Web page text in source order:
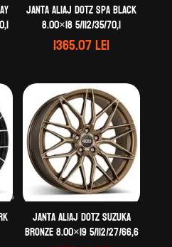
Janta aliaj DOTZ Spa black
8.00×18 5/112/35/70,1
1365.07lei
Janta aliaj DOTZ Suzuka
bronze 8.00×19 5/112/27/66,6